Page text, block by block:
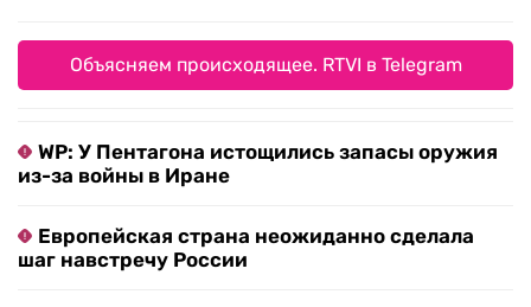
Объясняем происходящее. RTVI в Telegram
WP: У Пентагона истощились запасы оружия
из-за войны в Иране
Европейская страна неожиданно сделала
шаг навстречу России